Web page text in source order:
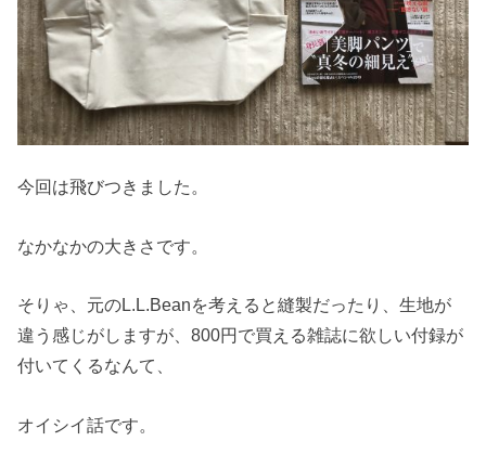
今回は飛びつきました。
なかなかの大きさです。
そりゃ、元のL.L.Beanを考えると縫製だったり、生地が
違う感じがしますが、800円で買える雑誌に欲しい付録が
付いてくるなんて、
オイシイ話です。